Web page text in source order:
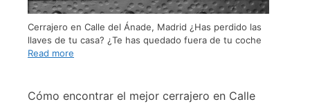
Cerrajero en Calle del Ánade, Madrid ¿Has perdido las
llaves de tu casa? ¿Te has quedado fuera de tu coche
Read more
Cómo encontrar el mejor cerrajero en Calle